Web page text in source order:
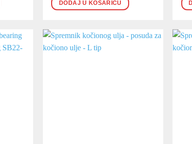
DODAJ U KOŠARICU